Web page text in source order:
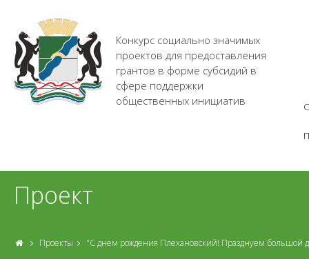
Конкурс социально значимых
проектов для предоставления
грантов в форме субсидий в
сфере поддержки
общественных инициатив
Проект
Проекты "С днем рождения Плехановский! Празднуем большой